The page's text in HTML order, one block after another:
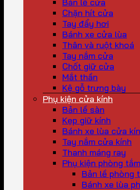
Chặn hít cửa
Tay đẩy hơi
Bánh xe cửa lùa
Thân và ruột khoá
Tay nắm cửa
Chốt giữ cửa
Mắt thần
Kệ gỗ trưng bày
Phụ kiện cửa kính
Bản lề sàn
Kẹp giữ kính
Bánh xe lùa cửa
Tay nắm cửa kính
Thanh máng ray
Phụ kiện phòng
Bản lề phòng
Bánh xe lùa